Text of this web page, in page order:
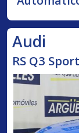
Audi
RS Q3